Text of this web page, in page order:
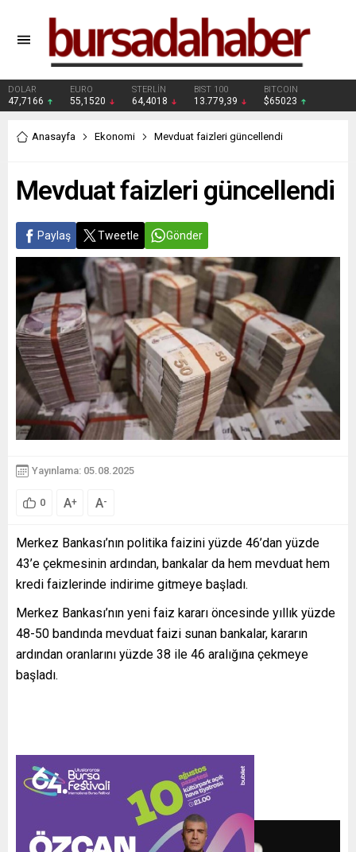
DOLAR
47,7166
EURO
55,1520
STERLİN
64,4018
BIST 100
13.779,39
BITCOIN
$65023
Anasayfa Ekonomi Mevduat faizleri güncellendi
Mevduat faizleri güncellendi
Paylaş Tweetle Gönder
Yayınlama: 05.08.2025
0 A+ A-
Merkez Bankası’nın politika faizini yüzde 46’dan yüzde
43’e çekmesinin ardından, bankalar da hem mevduat hem
kredi faizlerinde indirime gitmeye başladı.
Merkez Bankası’nın yeni faiz kararı öncesinde yıllık yüzde
48-50 bandında mevduat faizi sunan bankalar, kararın
ardından oranlarını yüzde 38 ile 46 aralığına çekmeye
başladı.